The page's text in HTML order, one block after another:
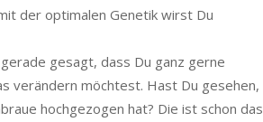
der optimalen Genetik wirst Du
gesagt, dass Du ganz gerne
verändern möchtest. Hast Du gesehen,
hochgezogen hat? Die ist schon das